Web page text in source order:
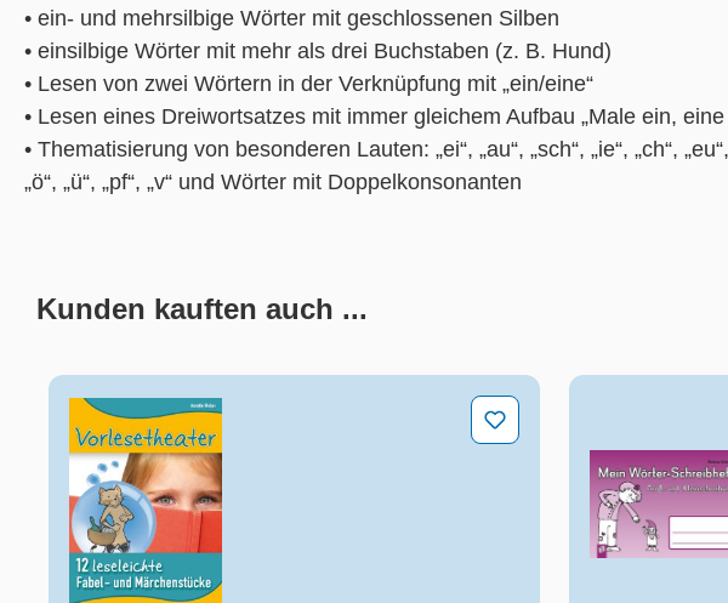
• ein- und mehrsilbige Wörter mit geschlossenen Silben
• einsilbige Wörter mit mehr als drei Buchstaben (z. B. Hund)
• Lesen von zwei Wörtern in der Verknüpfung mit „ein/eine“
• Lesen eines Dreiwortsatzes mit immer gleichem Aufbau „Male ein, eine
• Thematisierung von besonderen Lauten: „ei“, „au“, „sch“, „ie“, „ch“, „eu“,
„ö“, „ü“, „pf“, „v“ und Wörter mit Doppelkonsonanten
Kunden kauften auch ...
Vorlesetheater – 12 leseleichte Fabel- und Märchenstücke - PDF-
Mein